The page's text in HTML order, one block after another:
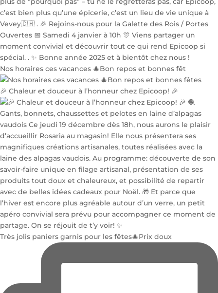
Nos horaires ces vacances 🎄Bon repos et bonnes fêt
🎉 Chaleur et douceur à l’honneur chez Epicoop! 🎉
Très jolis paniers garnis pour les fêtes🎄Prix doux